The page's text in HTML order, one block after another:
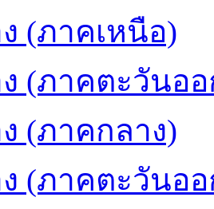
(ภาคเหนือ)
(ภาคตะวันออ
(ภาคกลาง)
(ภาคตะวันอ